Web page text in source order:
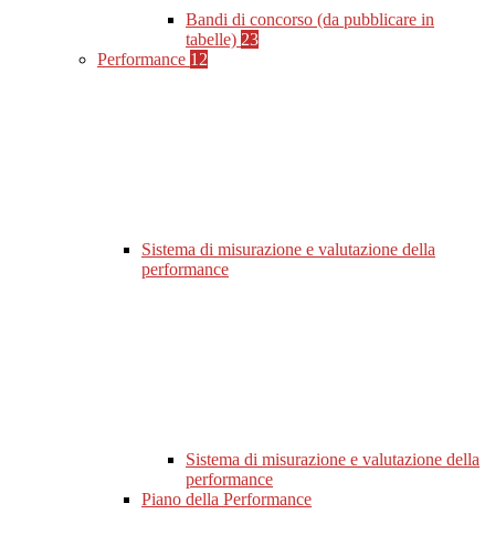
Bandi di concorso (da pubblicare in
tabelle) 23
Performance 12
Sistema di misurazione e valutazione della
performance
Sistema di misurazione e valutazione della
performance
Piano della Performance